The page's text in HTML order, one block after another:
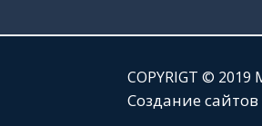
СOPYRIGT ©
Создание